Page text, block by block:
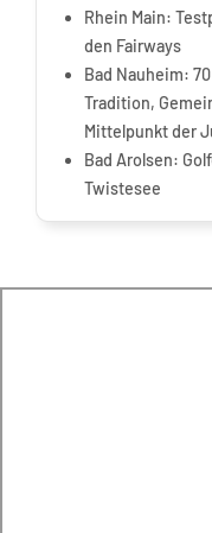
Rhein Main:
den Fairways
Bad Nauheim:
Tradition,
Mittelpunkt der
Bad Arolsen:
Twistesee